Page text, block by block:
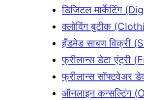
डिजिटल मार्केटिंग
क्लोदिंग बुटीक
हँडमेड साबण विक्री
फ्रीलान्स डेटा एंट्री
फ्रीलान्स
ऑनलाइन कन्सल्टिंग